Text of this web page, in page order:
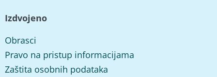
Izdvojeno
Obrasci
Pravo na pristup informacijama
Zaštita osobnih podataka